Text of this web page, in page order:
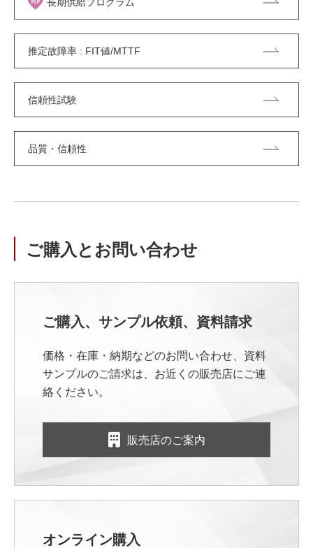
推定故障率 : FIT値/MTTF
信頼性試験
品質・信頼性
ご購入とお問い合わせ
ご購入、サンプル依頼、資料請求
価格・在庫・納期などのお問い合わせ、資料
サンプルのご請求は、お近くの販売店にご連
絡ください。
販売店のご案内
オンライン購入